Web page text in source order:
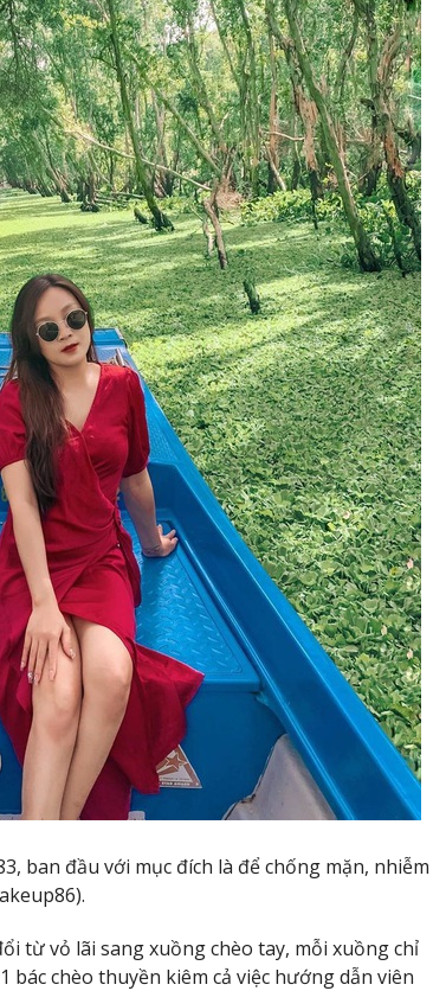
ban đầu với mục đích là để chống mặn, nhiễm
từ vỏ lãi sang xuồng chèo tay, mỗi xuồng chỉ
chèo thuyền kiêm cả việc hướng dẫn viên